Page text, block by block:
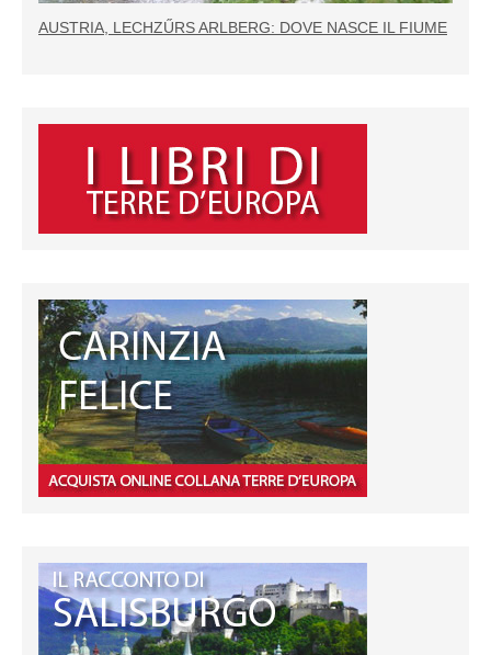
AUSTRIA, LECHZŰRS ARLBERG: DOVE NASCE IL FIUME